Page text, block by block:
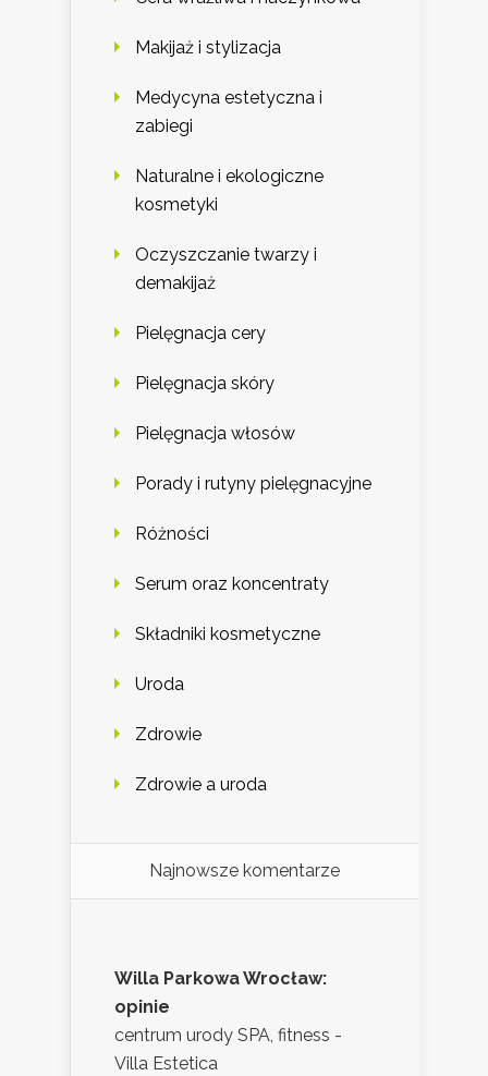
Makijaż i stylizacja
Medycyna estetyczna i
zabiegi
Naturalne i ekologiczne
kosmetyki
Oczyszczanie twarzy i
demakijaż
Pielęgnacja cery
Pielęgnacja skóry
Pielęgnacja włosów
Porady i rutyny pielęgnacyjne
Różności
Serum oraz koncentraty
Składniki kosmetyczne
Uroda
Zdrowie
Zdrowie a uroda
Najnowsze komentarze
Willa Parkowa Wrocław:
opinie
centrum urody SPA, fitness -
Villa Estetica